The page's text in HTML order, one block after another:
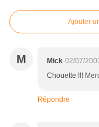
Ajouter
M Mick 02/07/
Chouette !!!
Répondre